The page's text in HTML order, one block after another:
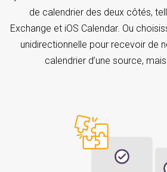
de calendrier des deux côtés,
Exchange et iOS Calendar. Ou
unidirectionnelle pour recevoir de
calendrier d’une source, mais